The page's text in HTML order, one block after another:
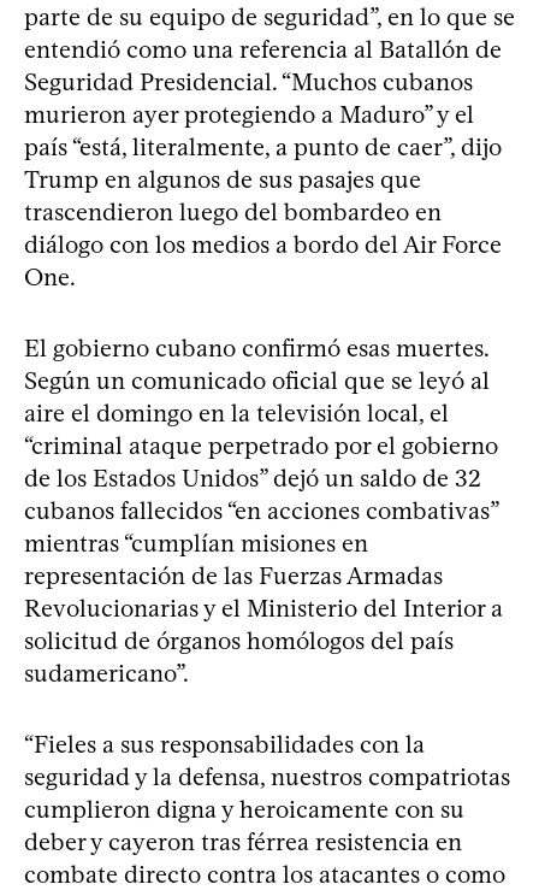
parte de su equipo de seguridad”, en lo que se
entendió como una referencia al Batallón de
Seguridad Presidencial. “Muchos cubanos
murieron ayer protegiendo a Maduro” y el
país “está, literalmente, a punto de caer”, dijo
Trump en algunos de sus pasajes que
trascendieron luego del bombardeo en
diálogo con los medios a bordo del Air Force
One.
El gobierno cubano confirmó esas muertes.
Según un comunicado oficial que se leyó al
aire el domingo en la televisión local, el
“criminal ataque perpetrado por el gobierno
de los Estados Unidos” dejó un saldo de 32
cubanos fallecidos “en acciones combativas”
mientras “cumplían misiones en
representación de las Fuerzas Armadas
Revolucionarias y el Ministerio del Interior a
solicitud de órganos homólogos del país
sudamericano”.
“Fieles a sus responsabilidades con la
seguridad y la defensa, nuestros compatriotas
cumplieron digna y heroicamente con su
deber y cayeron tras férrea resistencia en
combate directo contra los atacantes o como